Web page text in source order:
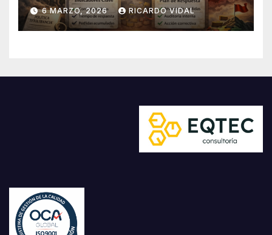
6 MARZO, 2026 RICARDO VIDAL